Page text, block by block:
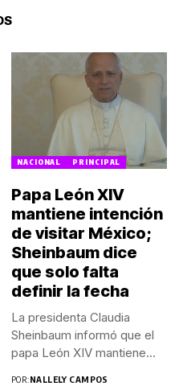
NACIONAL PRINCIPAL
Papa León XIV
mantiene intención
de visitar México;
Sheinbaum dice
que solo falta
definir la fecha
La presidenta Claudia
Sheinbaum informó que el
papa León XIV mantiene
POR:NALLELY CAMPOS